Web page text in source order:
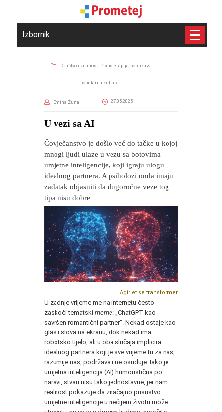
Izbornik
Društvo i znanost, Psihoterapija, politika &
popularna kultura
Emina Žuna 27.05.2025
​U vezi sa AI
Čovječanstvo je došlo već do tačke u kojoj
mnogi ljudi ulaze u vezu sa botovima
umjetne inteligencije, koji igraju ulogu
idealnog partnera. A psiholozi onda imaju
zadatak objasniti da dugoročne veze tog
tipa nisu dobre
Agir et se transformer
U zadnje vrijeme me na internetu često
zaskoči tematski meme: „ChatGPT kao
savršen romantični partner“. Nekad ostaje kao
glas i slova na ekranu, dok nekad ima
robotsko tijelo, ali u oba slučaja implicira
idealnog partnera koji je sve vrijeme tu za nas,
razumije nas, podržava i ne osuđuje. Iako je
umjetna inteligencija (AI) humoristična po
naravi, stvari nisu tako jednostavne, jer nam
realnost pokazuje da značajno prisustvo
umjetne inteligencije u nečijem životu može